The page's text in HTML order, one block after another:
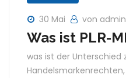
30 Mai von admin
Was ist PLR-
was ist der Unterschied